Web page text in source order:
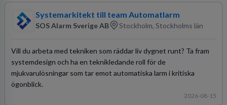
Systemarkitekt till team Automatlarm
SOS Alarm Sverige AB Stockholm, Stockholms län
Vill du arbeta med tekniken som räddar liv dygnet runt? Ta fram
systemdesign och ha en teknikledande roll för de
mjukvarulösningar som tar emot automatiska larm i kritiska
ögonblick.
2026-08-15